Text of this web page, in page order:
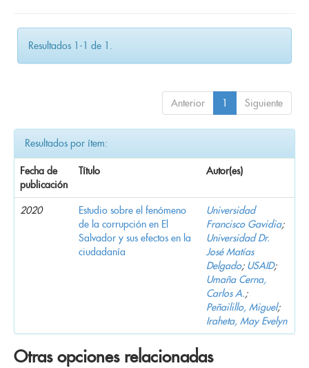
Resultados 1-1 de 1.
Anterior 1 Siguiente
Resultados por ítem:
Fecha de
publicación
Título Autor(es)
2020
Estudio sobre el fenómeno
de la corrupción en El
Salvador y sus efectos en la
ciudadanía
Universidad
Francisco Gavidia;
Universidad Dr.
José Matías
Delgado; USAID;
Umaña Cerna,
Carlos A.;
Peñailillo, Miguel;
Iraheta, May Evelyn
Otras opciones relacionadas